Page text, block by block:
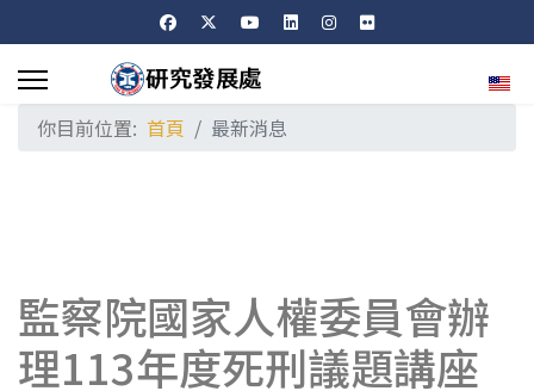
選擇
你目前位置: 首頁 最新消息
監察院國家人權委員會辦
理113年度死刑議題講座